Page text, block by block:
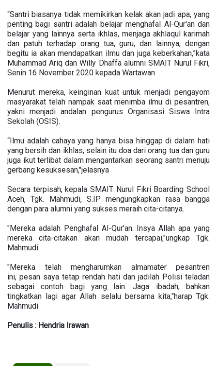
“Santri biasanya tidak memikirkan kelak akan jadi apa, yang
penting bagi santri adalah belajar menghafal Al-Qur'an dan
belajar yang lainnya serta ikhlas, menjaga akhlaqul karimah
dan patuh terhadap orang tua, guru, dan lainnya, dengan
begitu ia akan mendapatkan ilmu dan juga keberkahan,”kata
Muhammad Ariq dan Willy Dhaffa alumni SMAIT Nurul Fikri,
Senin 16 November 2020 kepada Wartawan
Menurut mereka, keinginan kuat untuk menjadi pengayom
masyarakat telah nampak saat menimba ilmu di pesantren,
yakni menjadi andalan pengurus Organisasi Siswa Intra
Sekolah (OSIS).
“Ilmu adalah cahaya yang hanya bisa hinggap di dalam hati
yang bersih dan ikhlas, selain itu doa dari orang tua dan guru
juga ikut terlibat dalam mengantarkan seorang santri menuju
gerbang kesuksesan,"jelasnya
Secara terpisah, kepala SMAIT Nurul Fikri Boarding School
Aceh, Tgk. Mahmudi, S.IP mengungkapkan rasa bangga
dengan para alumni yang sukses meraih cita-citanya.
"Mereka adalah Penghafal Al-Qur'an. Insya Allah apa yang
mereka cita-citakan akan mudah tercapai,"ungkap Tgk.
Mahmudi.
"Mereka telah mengharumkan almamater pesantren
ini, pesan saya tetap rendah hati dan jadilah Polisi teladan
sebagai contoh bagi yang lain. Jaga ibadah, bahkan
tingkatkan lagi agar Allah selalu bersama kita,"harap Tgk.
Mahmudi
Penulis : Hendria Irawan